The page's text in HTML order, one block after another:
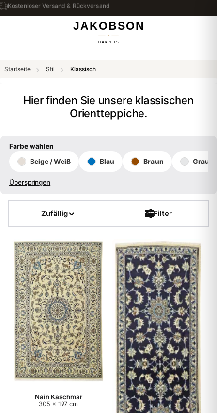
Kostenloser Versand & Rückversand
Startseite Stil Klassisch
Hier finden Sie unsere klassischen
Orientteppiche.
Teppichart
Preis
Farbe wählen
Beige / Weiß
Blau Braun Grau
Überspringen
Zufällig Filter
Nain Kaschmar
305 x 197 cm